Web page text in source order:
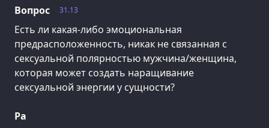
31.13
Вопрос
Есть ли какая-либо эмоциональная
предрасположенность, никак не связанная с
сексуальной полярностью мужчина/женщина,
которая может создать наращивание
сексуальной энергии у сущности?
Ра